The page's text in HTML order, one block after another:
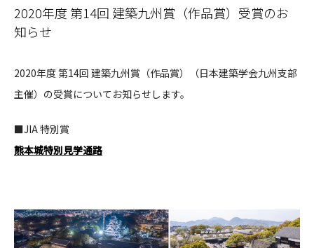
NEWS
CORPORATE
2020年度 第14回 建築九州賞（作品賞）受賞のお
知らせ
2020年度 第14回 建築九州賞（作品賞）（日本建築学会九州支部
主催）の受賞についてお知らせします。
■JIA 特別賞
熊本城特別見学通路